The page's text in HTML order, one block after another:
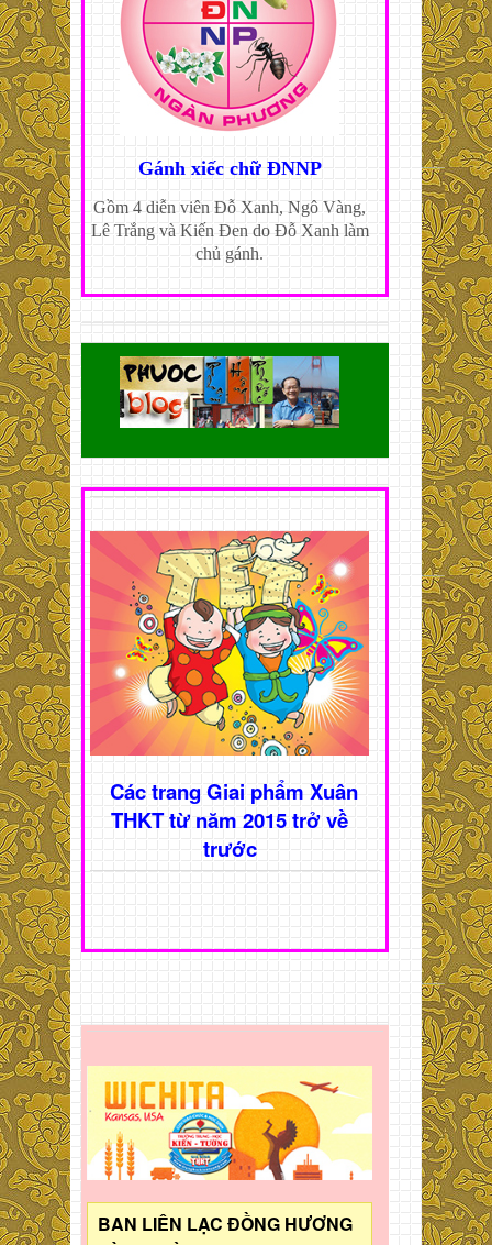
Gánh xiếc chữ ĐNNP
Gồm 4 diễn viên Đỗ Xanh, Ngô Vàng,
Lê Trắng và Kiến Đen do Đỗ Xanh làm
chủ gánh.
Các trang Giai phẩm Xuân
THKT từ năm 2015 trở về
trước
BAN LIÊN LẠC ĐỒNG HƯƠNG